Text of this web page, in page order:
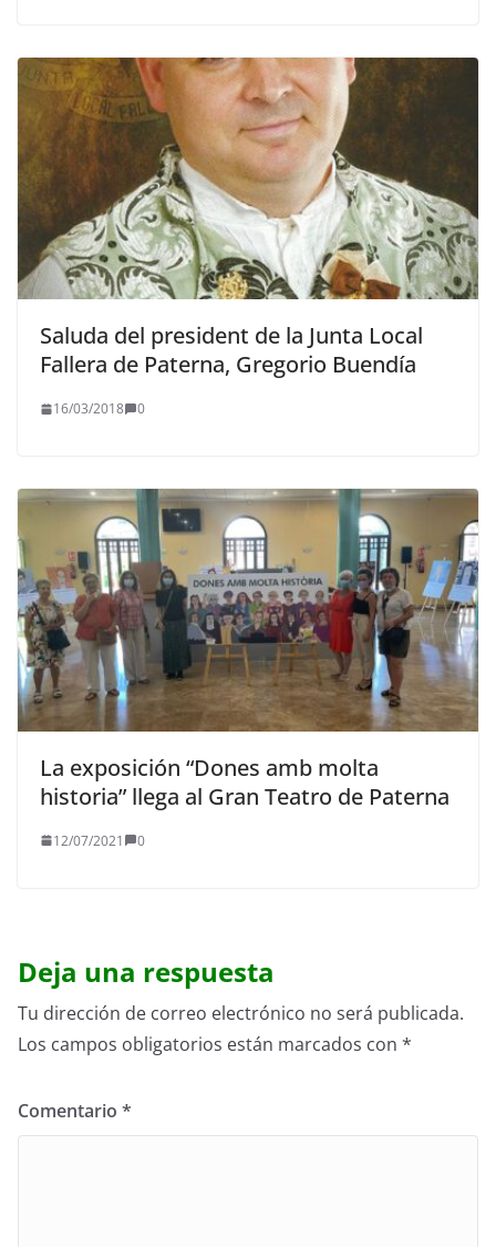
Saluda del president de la Junta Local
Fallera de Paterna, Gregorio Buendía
16/03/2018 0
La exposición “Dones amb molta
historia” llega al Gran Teatro de Paterna
12/07/2021 0
Deja una respuesta
Tu dirección de correo electrónico no será publicada.
Los campos obligatorios están marcados con *
Comentario *